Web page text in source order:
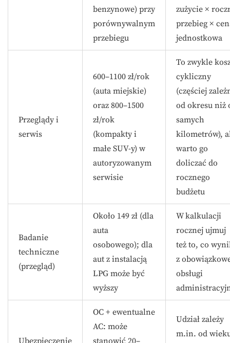
benzynowe) przy
porównywalnym
przebiegu
zużycie ×
przebieg ×
jednostkowa
Przeglądy i
serwis
600–1100 zł/rok
(auta miejskie)
oraz 800–1500
zł/rok
(kompakty i
małe SUV-y) w
autoryzowanym
serwisie
To zwykle
cykliczny
(częściej
od okresu niż
samych
kilometrów),
warto go
doliczać do
rocznego
budżetu
Badanie
techniczne
(przegląd)
Około 149 zł (dla
auta
osobowego); dla
aut z instalacją
LPG może być
wyższy
W kalkulacji
rocznej ujmuj
też to, co
z
obsługi
Ubezpieczenie
OC + ewentualne
AC: może
stanowić 20–
Udział zależy
m.in. od